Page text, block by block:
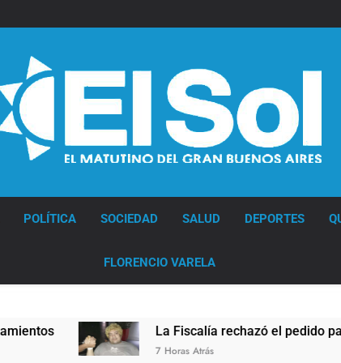
POLÍTICA SOCIEDAD SALUD DEPORTES
FLORENCIO VARELA
La Fiscalía rechazó el pedido para suspender el
7 Horas Atrás